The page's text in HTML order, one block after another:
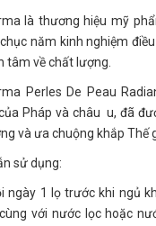
là thương hiệu mỹ
năm kinh nghiệm
tâm về chất lượng.
Perles De Peau
Pháp và châu u, đã
và ưa chuộng khắp Thế
sử dụng:
ngày 1 lọ trước khi ngủ
với nước lọc hoặc